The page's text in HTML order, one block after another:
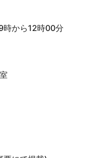
から12時00分